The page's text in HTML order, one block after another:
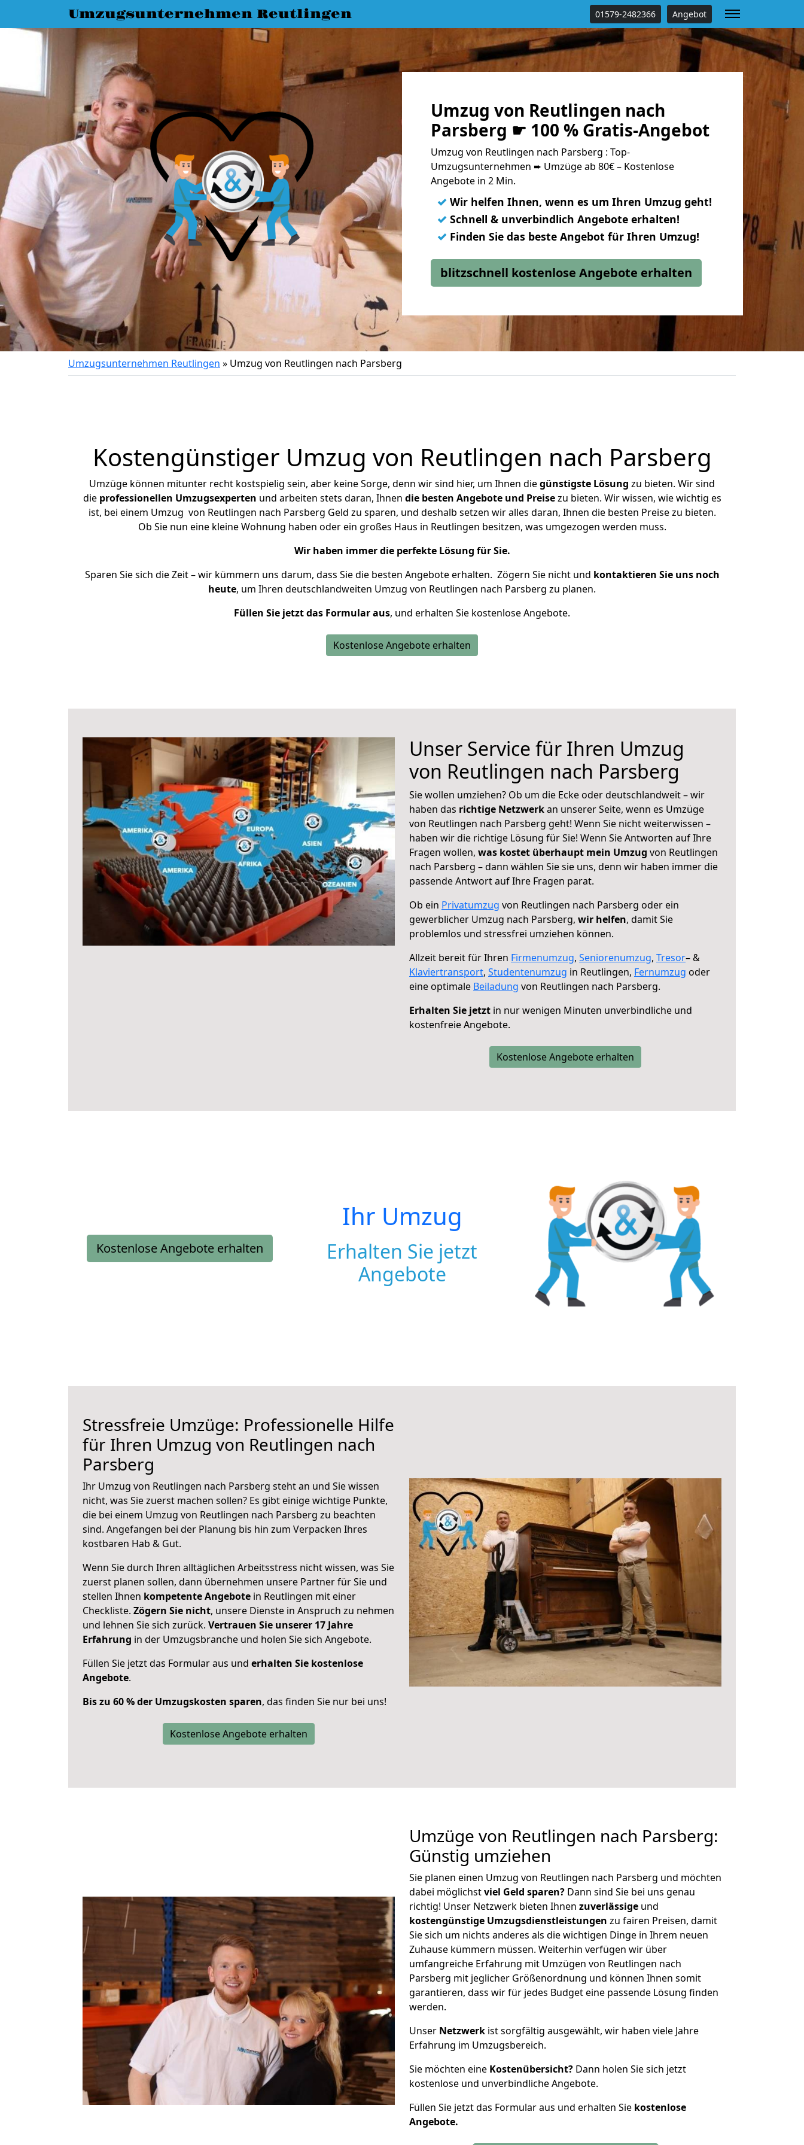
Umzugsunternehmen Reutlingen 01579-2482366 Angebot
Umzug von Reutlingen nach
Parsberg ☛ 100 % Gratis-Angebot
Umzug von Reutlingen nach Parsberg : Top-
Umzugsunternehmen ➨ Umzüge ab 80€ – Kostenlose
Angebote in 2 Min.
✓ Wir helfen Ihnen, wenn es um Ihren Umzug geht!
✓ Schnell & unverbindlich Angebote erhalten!
✓ Finden Sie das beste Angebot für Ihren Umzug!
blitzschnell kostenlose Angebote erhalten
Umzugsunternehmen Reutlingen » Umzug von Reutlingen nach Parsberg
Kostengünstiger Umzug von Reutlingen nach Parsberg
Umzüge können mitunter recht kostspielig sein, aber keine Sorge, denn wir sind hier, um Ihnen diegünstigste Lösung zu bieten. Wir sind
die professionellen Umzugsexperten und arbeiten stets daran, Ihnen die besten Angebote und Preisezu bieten. Wir wissen, wie wichtig es
ist, bei einem Umzug von Reutlingen nach Parsberg Geld zu sparen, und deshalb setzen wir alles daran, Ihnen die besten Preise zu bieten.
Ob Sie nun eine kleine Wohnung haben oder ein großes Haus in Reutlingen besitzen, was umgezogen werden muss.
Wir haben immer die perfekte Lösung für Sie.
Sparen Sie sich die Zeit – wir kümmern uns darum, dass Sie die besten Angebote erhalten. Zögern Sie nicht und kontaktieren Sie uns noch
heute, um Ihren deutschlandweiten Umzug von Reutlingen nach Parsberg zu planen.
Füllen Sie jetzt das Formular aus, und erhalten Sie kostenlose Angebote.
Kostenlose Angebote erhalten
Unser Service für Ihren Umzug
von Reutlingen nach Parsberg
Sie wollen umziehen? Ob um die Ecke oder deutschlandweit – wir
haben das richtige Netzwerkan unserer Seite, wenn es Umzüge
von Reutlingen nach Parsberg geht! Wenn Sie nicht weiterwissen –
haben wir die richtige Lösung für Sie! Wenn Sie Antworten auf Ihre
Fragen wollen, was kostet überhaupt mein Umzug von Reutlingen
nach Parsberg – dann wählen Sie sie uns, denn wir haben immer die
passende Antwort auf Ihre Fragen parat.
Ob ein Privatumzug von Reutlingen nach Parsberg oder ein
gewerblicher Umzug nach Parsberg, wir helfen, damit Sie
problemlos und stressfrei umziehen können.
Allzeit bereit für Ihren Firmenumzug, Seniorenumzug, Tresor– &
Klaviertransport, Studentenumzug in Reutlingen, Fernumzug oder
eine optimale Beiladung von Reutlingen nach Parsberg.
Erhalten Sie jetzt in nur wenigen Minuten unverbindliche und
kostenfreie Angebote.
Kostenlose Angebote erhalten
Kostenlose Angebote erhalten
Ihr Umzug
Erhalten Sie jetzt
Angebote
Stressfreie Umzüge: Professionelle Hilfe
für Ihren Umzug von Reutlingen nach
Parsberg
Ihr Umzug von Reutlingen nach Parsberg steht an und Sie wissen
nicht, was Sie zuerst machen sollen? Es gibt einige wichtige Punkte,
die bei einem Umzug von Reutlingen nach Parsberg zu beachten
sind. Angefangen bei der Planung bis hin zum Verpacken Ihres
kostbaren Hab & Gut.
Wenn Sie durch Ihren alltäglichen Arbeitsstress nicht wissen, was Sie
zuerst planen sollen, dann übernehmen unsere Partner für Sie und
stellen Ihnen kompetente Angebote in Reutlingen mit einer
Checkliste. Zögern Sie nicht, unsere Dienste in Anspruch zu nehmen
und lehnen Sie sich zurück. Vertrauen Sie unserer 17 Jahre
Erfahrung in der Umzugsbranche und holen Sie sich Angebote.
Füllen Sie jetzt das Formular aus und erhalten Sie kostenlose
Angebote.
Bis zu 60 % der Umzugskosten sparen, das finden Sie nur bei uns!
Kostenlose Angebote erhalten
Umzüge von Reutlingen nach Parsberg:
Günstig umziehen
Sie planen einen Umzug von Reutlingen nach Parsberg und möchten
dabei möglichstviel Geld sparen? Dann sind Sie bei uns genau
richtig! Unser Netzwerk bieten Ihnen zuverlässige und
kostengünstige Umzugsdienstleistungen zu fairen Preisen, damit
Sie sich um nichts anderes als die wichtigen Dinge in Ihrem neuen
Zuhause kümmern müssen. Weiterhin verfügen wir über
umfangreiche Erfahrung mit Umzügen von Reutlingen nach
Parsberg mit jeglicher Größenordnung und können Ihnen somit
garantieren, dass wir für jedes Budget eine passende Lösung finden
werden.
Unser Netzwerk ist sorgfältig ausgewählt, wir haben viele Jahre
Erfahrung im Umzugsbereich.
Sie möchten eine Kostenübersicht? Dann holen Sie sich jetzt
kostenlose und unverbindliche Angebote.
Füllen Sie jetzt das Formular aus und erhalten Sie kostenlose
Angebote.